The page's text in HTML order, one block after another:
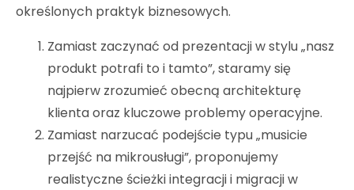
określonych praktyk biznesowych.
Zamiast zaczynać od prezentacji w stylu „nasz
produkt potrafi to i tamto”, staramy się
najpierw zrozumieć obecną architekturę
klienta oraz kluczowe problemy operacyjne.
Zamiast narzucać podejście typu „musicie
przejść na mikrousługi”, proponujemy
realistyczne ścieżki integracji i migracji w